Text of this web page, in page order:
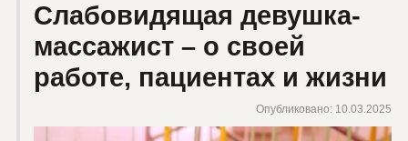
Слабовидящая девушка-
массажист – о своей
работе, пациентах и жизни
Опубликовано: 10.03.2025